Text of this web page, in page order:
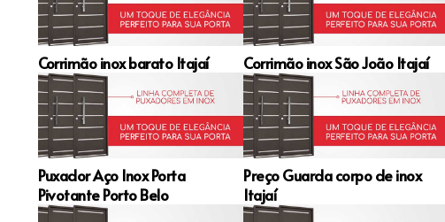
Corrimão inox barato Itajaí Corrimão inox São João Itajaí
Puxador Aço Inox Porta
Pivotante Porto Belo
Preço Guarda corpo de inox
Itajaí